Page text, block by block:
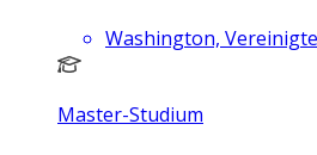
Washington,
Master-Studium